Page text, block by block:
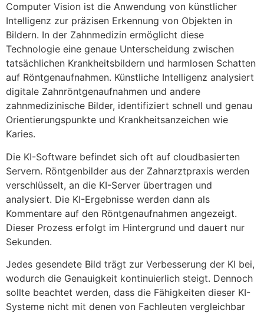
Computer Vision ist die Anwendung von künstlicher
Intelligenz zur präzisen Erkennung von Objekten in
Bildern. In der Zahnmedizin ermöglicht diese
Technologie eine genaue Unterscheidung zwischen
tatsächlichen Krankheitsbildern und harmlosen Schatten
auf Röntgenaufnahmen. Künstliche Intelligenz analysiert
digitale Zahnröntgenaufnahmen und andere
zahnmedizinische Bilder, identifiziert schnell und genau
Orientierungspunkte und Krankheitsanzeichen wie
Karies.
Die KI-Software befindet sich oft auf cloudbasierten
Servern. Röntgenbilder aus der Zahnarztpraxis werden
verschlüsselt, an die KI-Server übertragen und
analysiert. Die KI-Ergebnisse werden dann als
Kommentare auf den Röntgenaufnahmen angezeigt.
Dieser Prozess erfolgt im Hintergrund und dauert nur
Sekunden.
Jedes gesendete Bild trägt zur Verbesserung der KI bei,
wodurch die Genauigkeit kontinuierlich steigt. Dennoch
sollte beachtet werden, dass die Fähigkeiten dieser KI-
Systeme nicht mit denen von Fachleuten vergleichbar